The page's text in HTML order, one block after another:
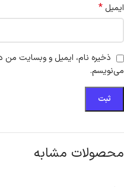
ایمیل *
ذخیره نام، ایمیل و وبسایت من
می‌نویسم.
محصولات مشابه